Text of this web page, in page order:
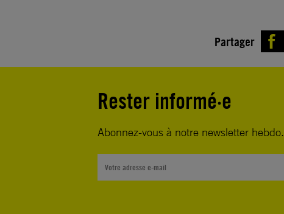
Partager
Rester informé·e
Abonnez-vous à notre newsletter hebdo.